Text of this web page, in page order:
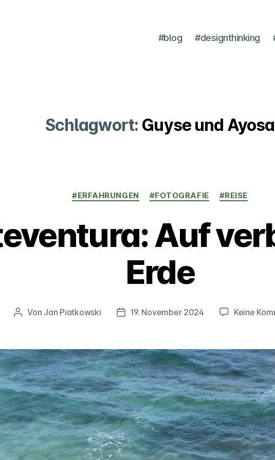
#blog #designthinking
Schlagwort: Guyse und Ayosa
Kategorien
#ERFAHRUNGEN #FOTOGRAFIE #REISE
Auf
Erde
Beitragsautor
Von Jan Piatkowski Veröffentlichungsdatum
19. November 2024 Keine